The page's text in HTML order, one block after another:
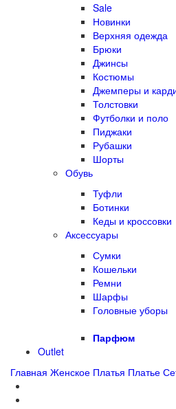
Sale
Новинки
Верхняя одежда
Брюки
Джинсы
Костюмы
Джемперы и
Толстовки
Футболки и поло
Пиджаки
Рубашки
Шорты
Обувь
Туфли
Ботинки
Кеды и кроссовки
Аксессуары
Сумки
Кошельки
Ремни
Шарфы
Головные уборы
Парфюм
Outlet
Главная Женское Платья Платье